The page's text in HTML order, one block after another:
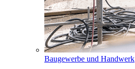
Baugewerbe und Handwerk